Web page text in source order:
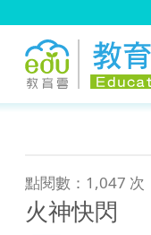
點閱數：1,047 次
火神快閃